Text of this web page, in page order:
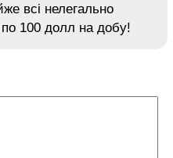
всі нелегально
100 долл на добу!